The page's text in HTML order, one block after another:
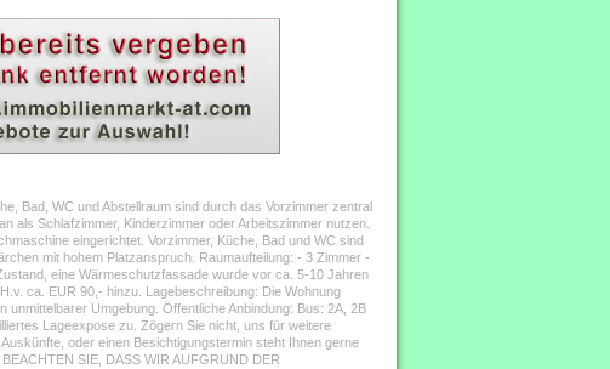
Bad, WC und Abstellraum sind durch das Vorzimmer zentral
als Schlafzimmer, Kinderzimmer oder Arbeitszimmer nutzen.
eingerichtet. Vorzimmer, Küche, Bad und WC sind
mit hohem Platzanspruch. Raumaufteilung: - 3 Zimmer -
eine Wärmeschutzfassade wurde vor ca. 5-10 Jahren
ca. EUR 90,- hinzu. Lagebeschreibung: Die Wohnung
Umgebung. Öffentliche Anbindung: Bus: 2A, 2B
Lageexpose zu. Zögern Sie nicht, uns für weitere
oder einen Besichtigungstermin steht Ihnen gerne
SIE, DASS WIR AUFGRUND DER